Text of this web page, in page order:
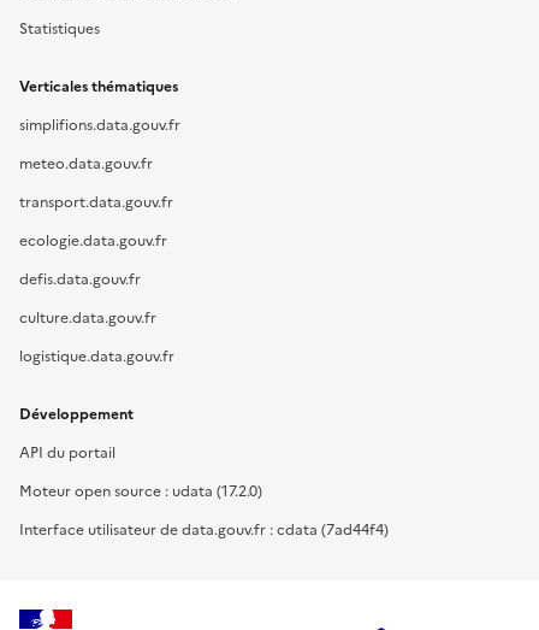
Statistiques
Verticales thématiques
simplifions.data.gouv.fr
meteo.data.gouv.fr
transport.data.gouv.fr
ecologie.data.gouv.fr
defis.data.gouv.fr
culture.data.gouv.fr
logistique.data.gouv.fr
Développement
API du portail
Moteur open source : udata (17.2.0)
Interface utilisateur de data.gouv.fr : cdata (7ad44f4)